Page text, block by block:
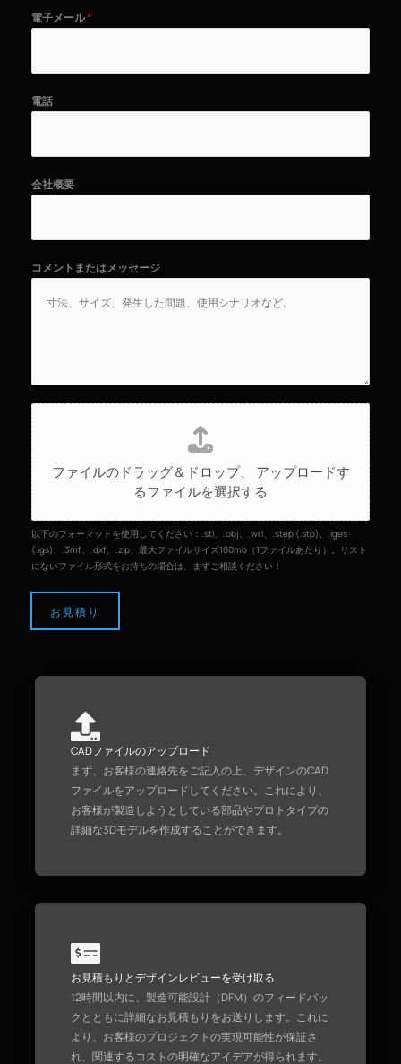
CADファイルのアップロード
まず、お客様の連絡先をご記入の上、デザインのCAD
ファイルをアップロードしてください。これにより、
お客様が製造しようとしている部品やプロトタイプの
詳細な3Dモデルを作成することができます。
お見積もりとデザインレビューを受け取る
12時間以内に、製造可能設計（DFM）のフィードバッ
クとともに詳細なお見積もりをお送りします。これに
より、お客様のプロジェクトの実現可能性が保証さ
れ、関連するコストの明確なアイデアが得られます。
電子メール*
電話
会社概要
コメントまたはメッセージ
フ
ァ
イ
ル
の
ア
ッ
プ
ロ
ー
ファイルのドラッグ＆ドロップ、 アップロードす
るファイルを選択する
以下のフォーマットを使用してください：.stl、.obj、.wrl、.step (.stp)、.iges
(.igs)、.3mf、.dxf、.zip、最大ファイルサイズ100mb（1ファイルあたり）。リスト
にないファイル形式をお持ちの場合は、まずご相談ください！
お見積り